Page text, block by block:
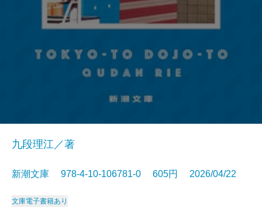
九段理江／著
新潮文庫 978-4-10-106781-0 605円 2026/04/22
文庫電子書籍あり